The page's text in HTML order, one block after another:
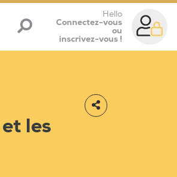
Hello
Connectez-vous
ou
inscrivez-vous !
les